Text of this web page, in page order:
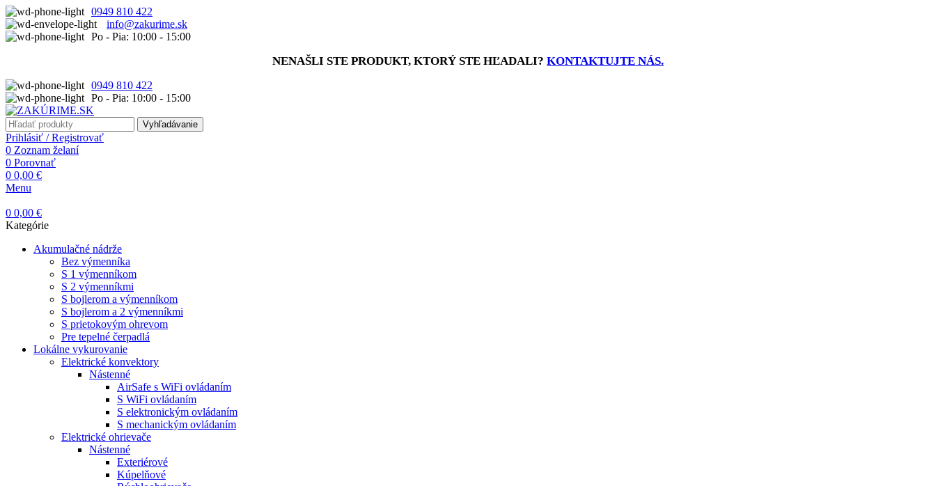
0949 810 422
info@zakurime.sk
Po - Pia: 10:00 - 15:00
NENAŠLI STE PRODUKT, KTORÝ STE HĽADALI? KONTAKTUJTE NÁS.
0949 810 422
Po - Pia: 10:00 - 15:00
Vyhľadávanie
Prihlásiť / Registrovať
0 Zoznam želaní
0 Porovnať
0 0,00 €
Menu
0 0,00 €
Kategórie
Akumulačné nádrže
Bez výmenníka
S 1 výmenníkom
S 2 výmenníkmi
S bojlerom a výmenníkom
S bojlerom a 2 výmenníkmi
S prietokovým ohrevom
Pre tepelné čerpadlá
Lokálne vykurovanie
Elektrické konvektory
Nástenné
AirSafe s WiFi ovládaním
S WiFi ovládaním
S elektronickým ovládaním
S mechanickým ovládaním
Elektrické ohrievače
Nástenné
Exteriérové
Kúpelňové